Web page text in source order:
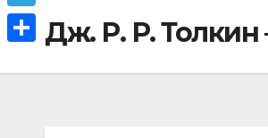
Дж. Р. Р.
l
s
s
b
e
K
T
l